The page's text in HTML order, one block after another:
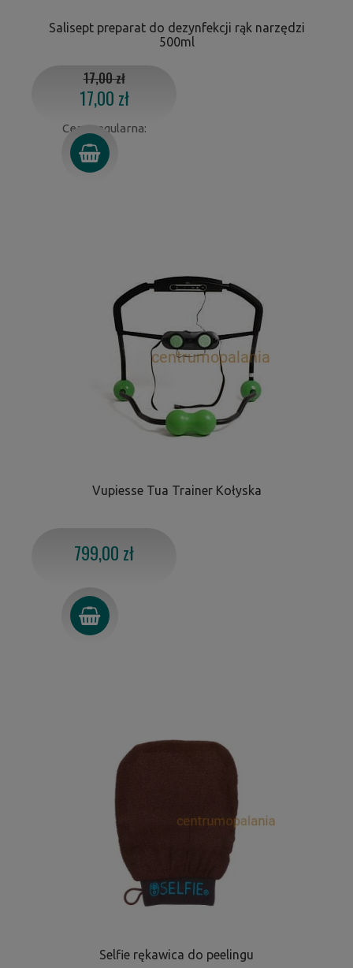
Salisept preparat do dezynfekcji rąk narzędzi
500ml
17,00 zł
Cena regularna:
17,00 zł
Vupiesse Tua Trainer Kołyska
799,00 zł
Selfie rękawica do peelingu